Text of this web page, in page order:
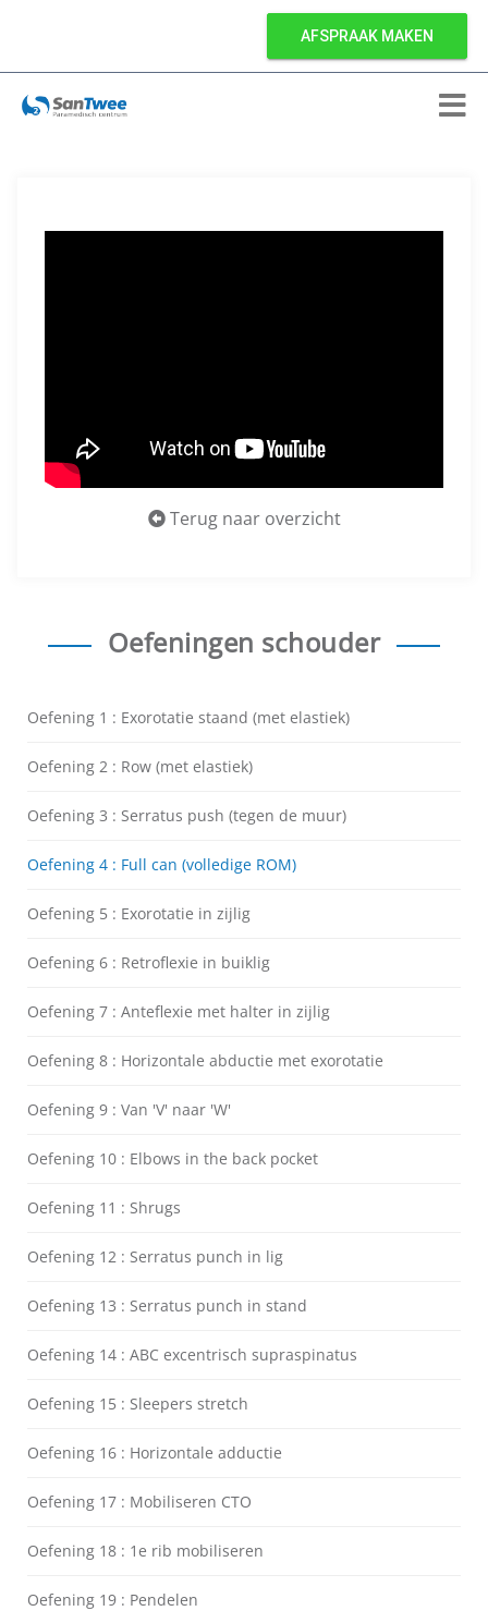
AFSPRAAK MAKEN
Oefeningen schouder
Oefening 1 : Exorotatie staand (met elastiek)
Oefening 2 : Row (met elastiek)
Oefening 3 : Serratus push (tegen de muur)
Oefening 4 : Full can (volledige ROM)
Oefening 5 : Exorotatie in zijlig
Oefening 6 : Retroflexie in buiklig
Oefening 7 : Anteflexie met halter in zijlig
Oefening 8 : Horizontale abductie met exorotatie
Oefening 9 : Van 'V' naar 'W'
Oefening 10 : Elbows in the back pocket
Oefening 11 : Shrugs
Oefening 12 : Serratus punch in lig
Oefening 13 : Serratus punch in stand
Oefening 14 : ABC excentrisch supraspinatus
Oefening 15 : Sleepers stretch
Oefening 16 : Horizontale adductie
Oefening 17 : Mobiliseren CTO
Oefening 18 : 1e rib mobiliseren
Oefening 19 : Pendelen
Terug naar overzicht